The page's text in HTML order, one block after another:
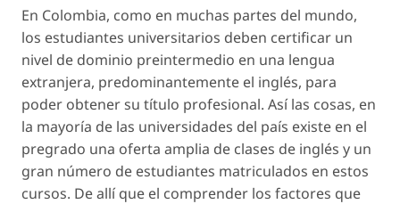
En Colombia, como en muchas partes del mundo,
los estudiantes universitarios deben certificar un
nivel de dominio preintermedio en una lengua
extranjera, predominantemente el inglés, para
poder obtener su título profesional. Así las cosas, en
la mayoría de las universidades del país existe en el
pregrado una oferta amplia de clases de inglés y un
gran número de estudiantes matriculados en estos
cursos. De allí que el comprender los factores que